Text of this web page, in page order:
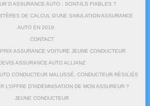
D ASSURANCE AUTO : SONT-ILS FIABLES ?
DE CALCUL D’UNE SIMULATION ASSURANCE
AUTO EN 2019
CONTACT
ASSURANCE VOITURE JEUNE CONDUCTEUR
ASSURANCE AUTO ALLIANZ
CONDUCTEUR MALUSSÉ, CONDUCTEUR RÉSILIÉS
L’OFFRE D’INDEMNISATION DE MON ASSUREUR ?
JEUNE CONDUCTEUR